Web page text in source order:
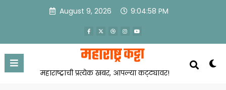
August 9, 2026 9:04:58 PM
महाराष्ट्राची प्रत्येक खबर, आपल्या कट्ट्यावर!